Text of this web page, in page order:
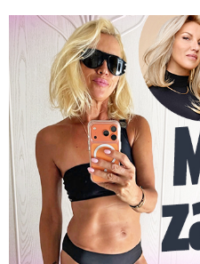
Krásná sestra Krainové bez